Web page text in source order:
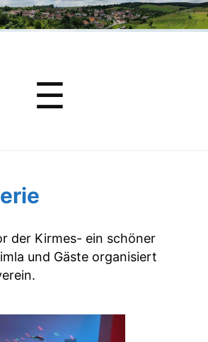
☰
der Kirmes- ein schöner
und Gäste organisiert